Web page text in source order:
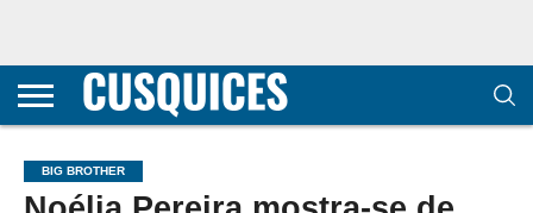
CONTACTOS
HOME
POLÍTICA DE
E COOKIES
SOBRE
TERMOS E
TRANSPARÊNCIA
METODOLOGIA
BIG BROTHER